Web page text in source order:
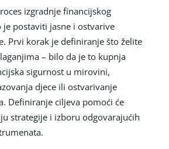
izgradnje financijskog
postaviti jasne i ostvarive
Prvi korak je definiranje što želite
– bilo da je to kupnja
sigurnost u mirovini,
djece ili ostvarivanje
Definiranje ciljeva pomoći će
strategije i izboru odgovarajućih